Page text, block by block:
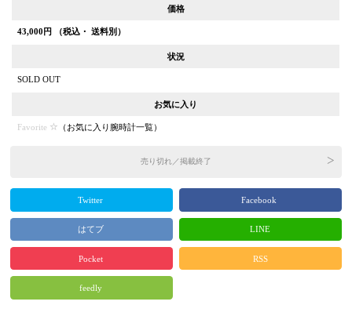
価格
43,000 円 （税込・ 送料別）
状況
SOLD OUT
お気に入り
Favorite （お気に入り腕時計一覧）
売り切れ／掲載終了
Twitter Facebook
はてブ LINE
Pocket RSS
feedly